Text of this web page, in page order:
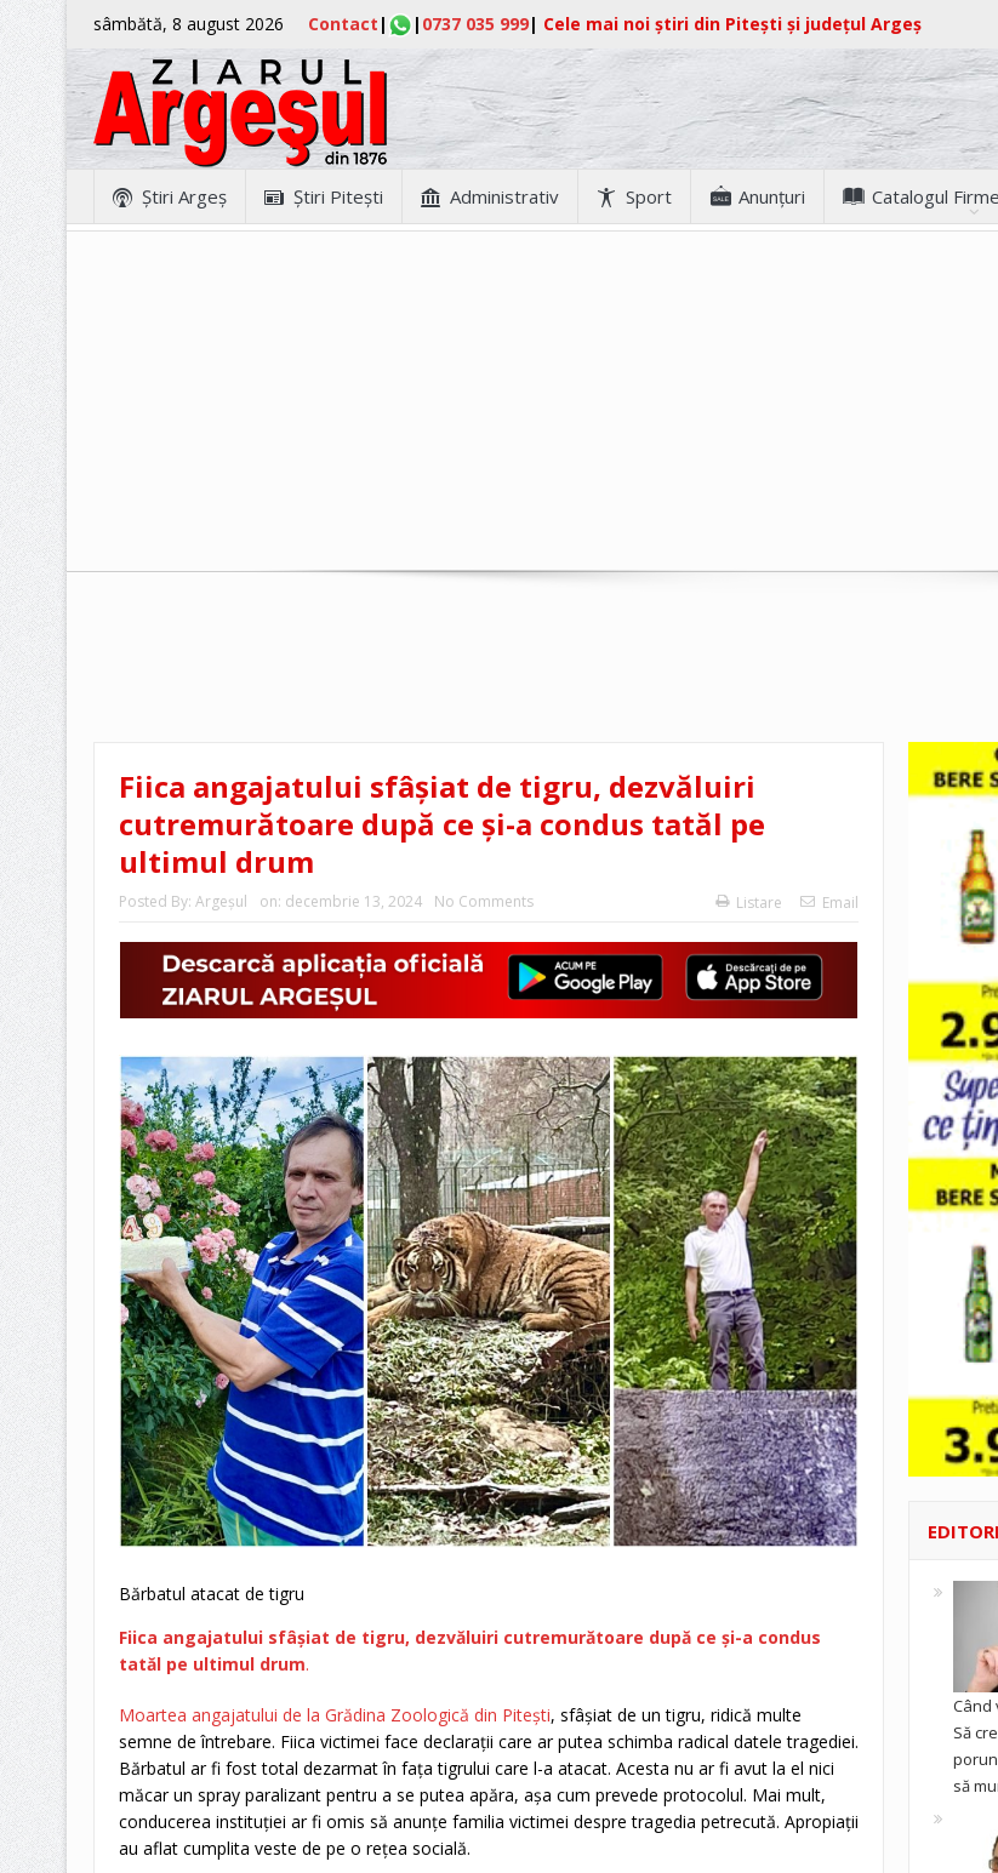
sâmbătă, 8 august 2026 Contact | | 0737 035 999| Cele mai noi știri din Pitești și județul Argeș
Ştiri Argeş Ştiri Piteşti Administrativ Sport Anunţuri Catalogul
Fiica angajatului sfâșiat de tigru, dezvăluiri
cutremurătoare după ce și-a condus tatăl pe
ultimul drum
Posted By: Argeşul on: decembrie 13, 2024 No Comments Listare Email
Bărbatul atacat de tigru
Fiica angajatului sfâșiat de tigru, dezvăluiri cutremurătoare după ce și-a condus
tatăl pe ultimul drum.
Moartea angajatului de la Grădina Zoologică din Pitești, sfâșiat de un tigru, ridică multe
semne de întrebare. Fiica victimei face declarații care ar putea schimba radical datele tragediei.
Bărbatul ar fi fost total dezarmat în fața tigrului care l-a atacat. Acesta nu ar fi avut la el nici
măcar un spray paralizant pentru a se putea apăra, așa cum prevede protocolul. Mai mult,
conducerea instituției ar fi omis să anunțe familia victimei despre tragedia petrecută. Apropiații
au aflat cumplita veste de pe o rețea socială.
Când
Să
să